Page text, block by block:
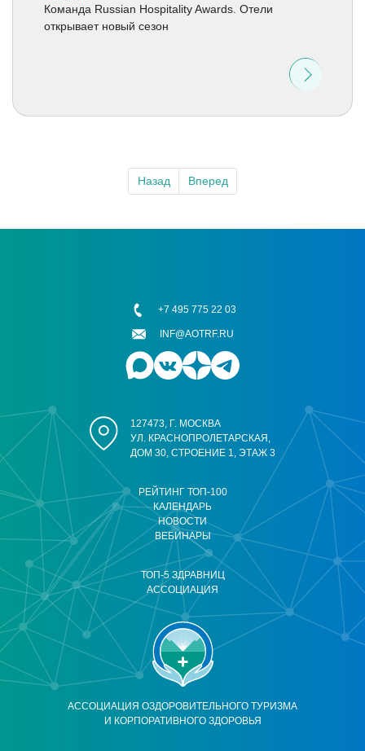
Команда Russian Hospitality Awards. Отели
открывает новый сезон
Назад Вперед
АССОЦИАЦИЯ ОЗДОРОВИТЕЛЬНОГО ТУРИЗМА
И КОРПОРАТИВНОГО ЗДОРОВЬЯ
РЕЙТИНГ ТОП-100
КАЛЕНДАРЬ
НОВОСТИ
ВЕБИНАРЫ
ТОП-5 ЗДРАВНИЦ
АССОЦИАЦИЯ
127473, Г. МОСКВА
УЛ. КРАСНОПРОЛЕТАРСКАЯ,
ДОМ 30, СТРОЕНИЕ 1, ЭТАЖ 3
+7 495 775 22 03
INF@AOTRF.RU